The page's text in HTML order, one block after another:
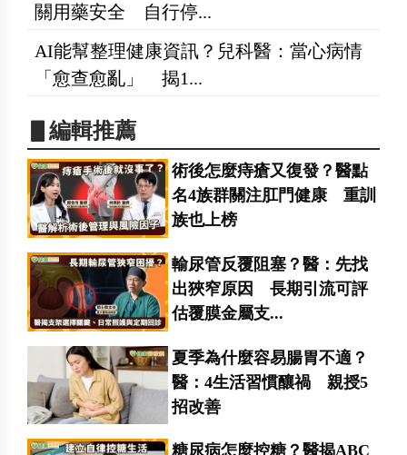
關用藥安全 自行停...
AI能幫整理健康資訊？兒科醫：當心病情
「愈查愈亂」 揭1...
▋編輯推薦
術後怎麼痔瘡又復發？醫點
名4族群關注肛門健康 重訓
族也上榜
輸尿管反覆阻塞？醫：先找
出狹窄原因 長期引流可評
估覆膜金屬支...
夏季為什麼容易腸胃不適？
醫：4生活習慣釀禍 親授5
招改善
糖尿病怎麼控糖？醫揭ABC